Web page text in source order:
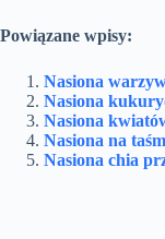
Powiązane wpisy:
Nasiona
Nasiona
Nasiona
Nasiona na
Nasiona chia